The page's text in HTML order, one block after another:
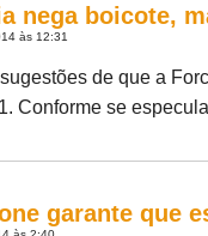
nega boicote,
às 12:31
de que a
Conforme se
garante que